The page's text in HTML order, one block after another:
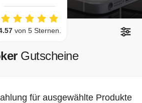
von 5 Sternen.
Gutscheine
für ausgewählte Produkte